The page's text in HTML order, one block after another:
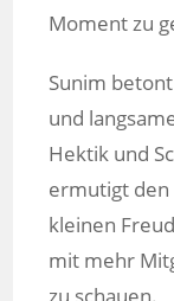
Moment zu
Sunim
und
Hektik und
ermutigt den
kleinen
mit mehr